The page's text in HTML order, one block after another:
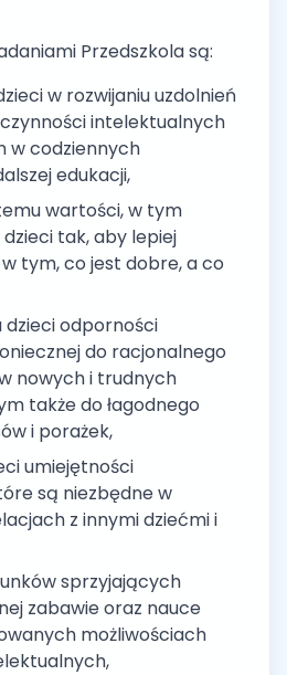
Przedszkola są:
w rozwijaniu uzdolnień
intelektualnych
w codziennych
edukacji,
wartości, w tym
tak, aby lepiej
tym, co jest dobre, a co
dzieci odporności
do racjonalnego
nowych i trudnych
także do łagodnego
i porażek,
umiejętności
są niezbędne w
z innymi dziećmi i
sprzyjających
zabawie oraz nauce
możliwościach